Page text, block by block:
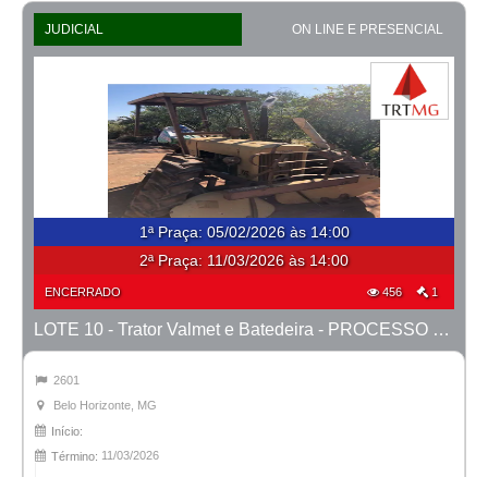
JUDICIAL ON LINE E PRESENCIAL
1ª Praça: 05/02/2026 às 14:00
2ª Praça: 11/03/2026 às 14:00
ENCERRADO 456 1
LOTE 10 - Trator Valmet e Batedeira - PROCESSO 0041700-45.2009-1ª CONT.
2601
Belo Horizonte, MG
Início:
Término: 11/03/2026